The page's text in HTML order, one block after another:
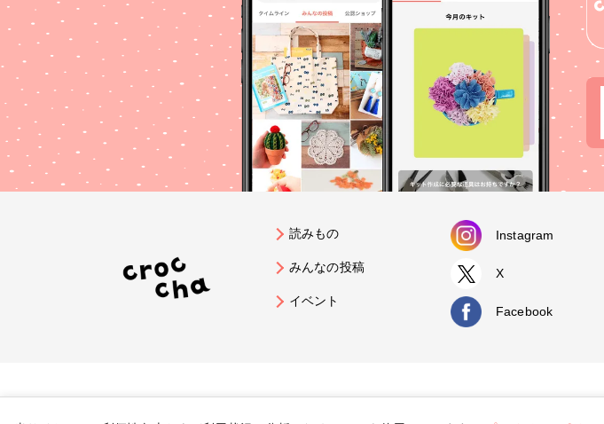
読みもの
みんなの投稿
イベント
Instagram
X
Facebook